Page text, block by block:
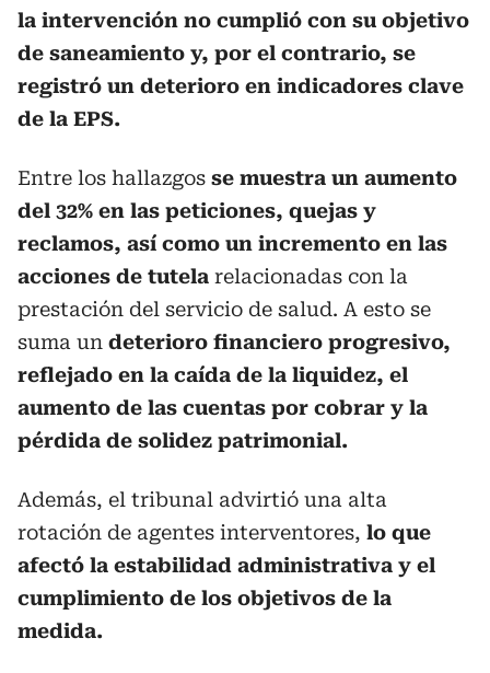
la intervención no cumplió con su objetivo
de saneamiento y, por el contrario, se
registró un deterioro en indicadores clave
de la EPS.
Entre los hallazgos se muestra un aumento
del 32% en las peticiones, quejas y
reclamos, así como un incremento en las
acciones de tutela relacionadas con la
prestación del servicio de salud. A esto se
suma un deterioro financiero progresivo,
reflejado en la caída de la liquidez, el
aumento de las cuentas por cobrar y la
pérdida de solidez patrimonial.
Además, el tribunal advirtió una alta
rotación de agentes interventores, lo que
afectó la estabilidad administrativa y el
cumplimiento de los objetivos de la
medida.